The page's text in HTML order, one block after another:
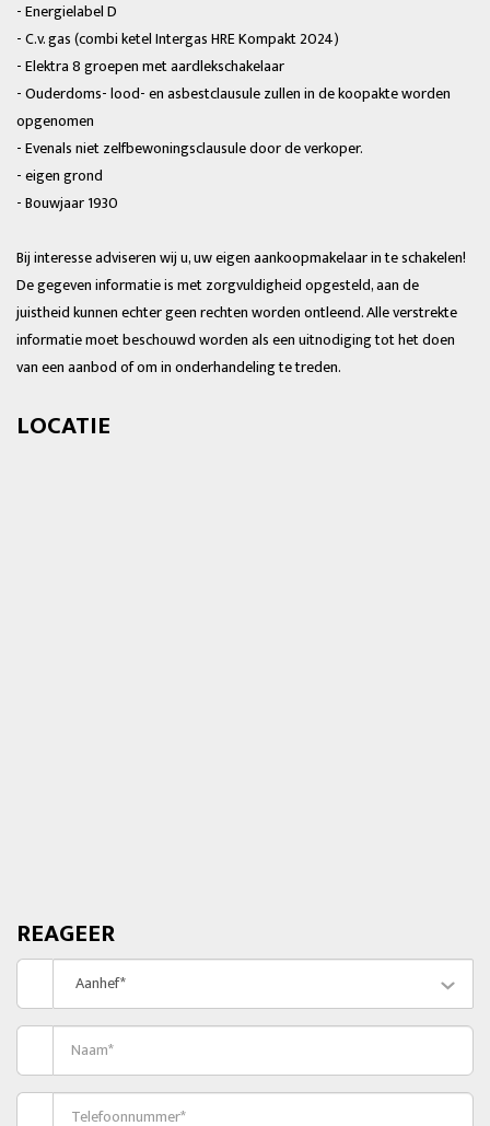
- Energielabel D
- C.v. gas (combi ketel Intergas HRE Kompakt 2024)
- Elektra 8 groepen met aardlekschakelaar
- Ouderdoms- lood- en asbestclausule zullen in de koopakte worden
opgenomen
- Evenals niet zelfbewoningsclausule door de verkoper.
- eigen grond
- Bouwjaar 1930
Bij interesse adviseren wij u, uw eigen aankoopmakelaar in te schakelen!
De gegeven informatie is met zorgvuldigheid opgesteld, aan de
juistheid kunnen echter geen rechten worden ontleend. Alle verstrekte
informatie moet beschouwd worden als een uitnodiging tot het doen
van een aanbod of om in onderhandeling te treden.
LOCATIE
REAGEER
Aanhef*